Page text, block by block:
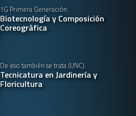
1G Primera Generación:
Biotecnología y Composición
Coreográfica
De eso también se trata (UNC):
Tecnicatura en Jardinería y
Floricultura